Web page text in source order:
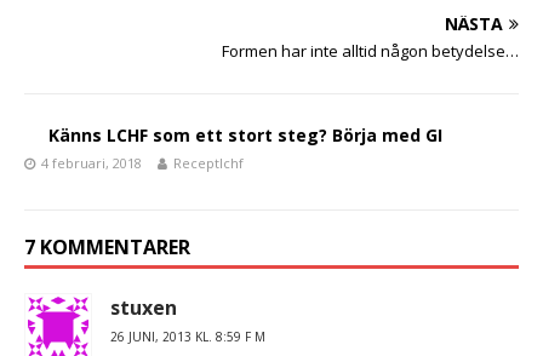
NÄSTA
Formen har inte alltid någon betydelse…
Känns LCHF som ett stort steg? Börja med GI
4 februari, 2018 Receptlchf
7 KOMMENTARER
stuxen
26 JUNI, 2013 KL. 8:59 F M